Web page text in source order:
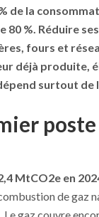
de la
80 %. Réduire
fours et
déjà produite,
surtout
MtCO2e en
de gaz